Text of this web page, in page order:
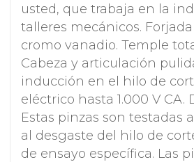
usted, que trabaja en la
talleres mecánicos.
cromo vanadio. Temple
Cabeza y articulación
inducción en el hilo de
eléctrico hasta 1.000 V CA.
Estas pinzas son testadas
al desgaste del hilo de
de ensayo específica. Las